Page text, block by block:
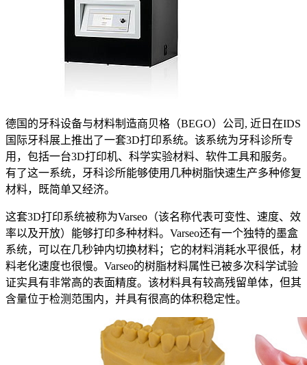
德国的牙科设备与材料制造商贝格（BEGO）公司, 近日在IDS
国际牙科展上推出了一套3D打印系统。该系统为牙科诊所专
用，包括一台3D打印机、科学实验材料、软件工具和服务。
有了这一系统，牙科诊所能够使用几种树脂快速生产多种修复
材料，既简单又经济。
这套3D打印系统被称为Varseo（该名称代表可变性、速度、效
率以及开放）能够打印多种材料。Varseo还有一个独特的墨盒
系统，可以在几秒钟内切换材料；它的材料消耗水平很低，材
料老化速度也很慢。Varseo的树脂材料属性已被多次科学试验
证实具有非常高的表面精度。该材料具有较高残留单体，但其
含量位于检测范围内，并具有很高的体积稳定性。